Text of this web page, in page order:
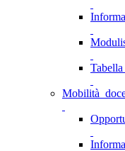
Mobilità